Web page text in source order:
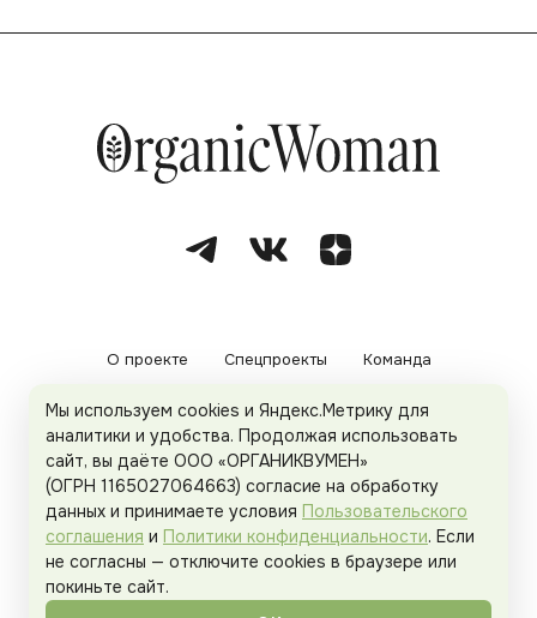
О проекте Спецпроекты Команда
Рекламодателям Политика конфиденциальности
Пользовательское соглашение
Organicwoman.ru . Все права защищены.
Мы используем cookies и Яндекс.Метрику для
аналитики и удобства. Продолжая использовать
сайт, вы даёте ООО «ОРГАНИКВУМЕН»
(ОГРН 1165027064663) согласие на обработку
данных и принимаете условия Пользовательского
соглашения и Политики конфиденциальности. Если
не согласны — отключите cookies в браузере или
покиньте сайт.